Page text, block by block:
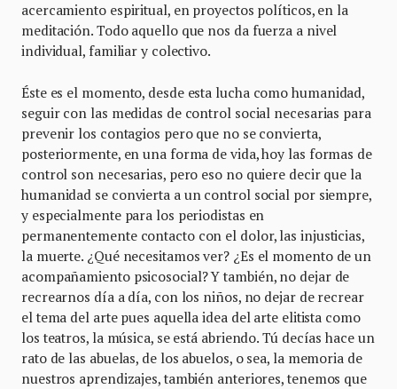
acercamiento espiritual, en proyectos políticos, en la
meditación. Todo aquello que nos da fuerza a nivel
individual, familiar y colectivo.
Éste es el momento, desde esta lucha como humanidad,
seguir con las medidas de control social necesarias para
prevenir los contagios pero que no se convierta,
posteriormente, en una forma de vida, hoy las formas de
control son necesarias, pero eso no quiere decir que la
humanidad se convierta a un control social por siempre,
y especialmente para los periodistas en
permanentemente contacto con el dolor, las injusticias,
la muerte. ¿Qué necesitamos ver? ¿Es el momento de un
acompañamiento psicosocial? Y también, no dejar de
recrearnos día a día, con los niños, no dejar de recrear
el tema del arte pues aquella idea del arte elitista como
los teatros, la música, se está abriendo. Tú decías hace un
rato de las abuelas, de los abuelos, o sea, la memoria de
nuestros aprendizajes, también anteriores, tenemos que